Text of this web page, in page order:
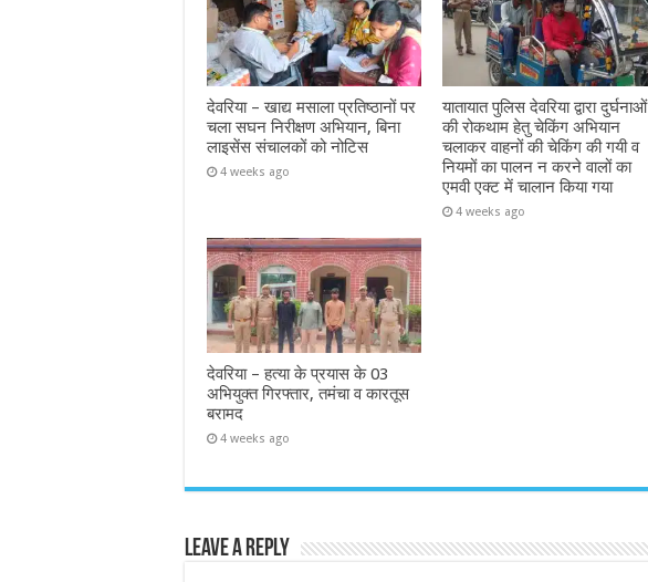
देवरिया – खाद्य मसाला प्रतिष्ठानों पर
चला सघन निरीक्षण अभियान, बिना
लाइसेंस संचालकों को नोटिस
4 weeks ago
यातायात पुलिस देवरिया द्वारा दुर्घनाओं
की रोकथाम हेतु चेकिंग अभियान
चलाकर वाहनों की चेकिंग की गयी व
नियमों का पालन न करने वालों का
एमवी एक्ट में चालान किया गया
4 weeks ago
देवरिया – हत्या के प्रयास के 03
अभियुक्त गिरफ्तार, तमंचा व कारतूस
बरामद
4 weeks ago
Leave a Reply